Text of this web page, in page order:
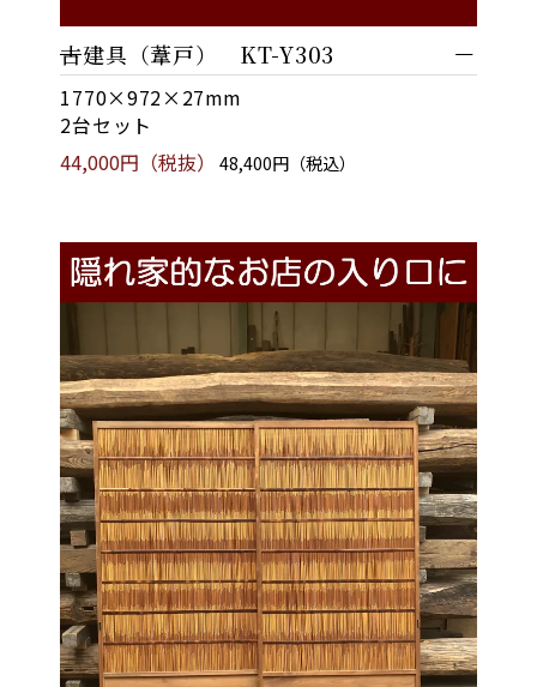
古建具（葦戸） KT-Y303
1770×972×27mm
2台セット
44,000円（税抜）
48,400円（税込）